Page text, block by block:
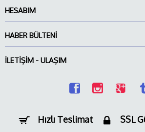
HESABIM
HABER BÜLTENI
İLETIŞIM - ULAŞIM
Hızlı Teslimat SSL